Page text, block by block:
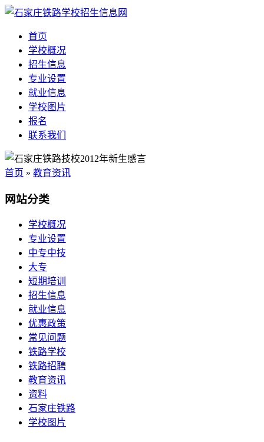
首页
学校概况
招生信息
专业设置
就业信息
学校图片
报名
联系我们
首页 » 教育资讯
网站分类
学校概况
专业设置
中专中技
大专
短期培训
招生信息
就业信息
优惠政策
常见问题
铁路学校
铁路招聘
教育资讯
资料
石家庄铁路
学校图片